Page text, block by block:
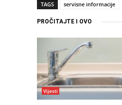
TAGS servisne informacije
PROČITAJTE I OVO
Vijesti